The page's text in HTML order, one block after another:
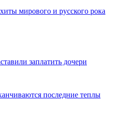
мирового и русского рока
заплатить дочери
последние теплы